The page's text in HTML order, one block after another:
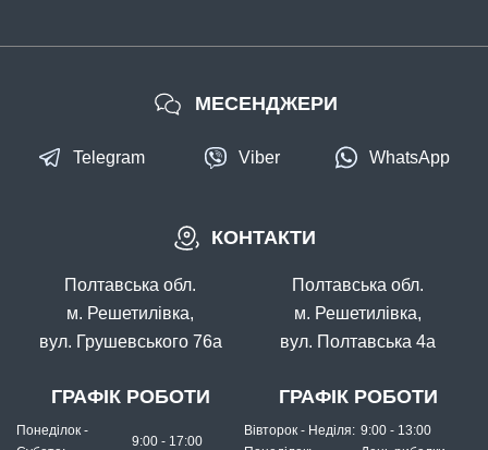
КОНТАКТИ
Полтавська обл.
м. Решетилівка,
вул. Грушевського 76а
ГРАФІК РОБОТИ
Понеділок -
9:00 - 17:00
Полтавська обл.
м. Решетилівка,
вул. Полтавська 4а
ГРАФІК РОБОТИ
Вівторок - Неділя: 9:00 - 13:00
МЕСЕНДЖЕРИ
Telegram Viber WhatsApp